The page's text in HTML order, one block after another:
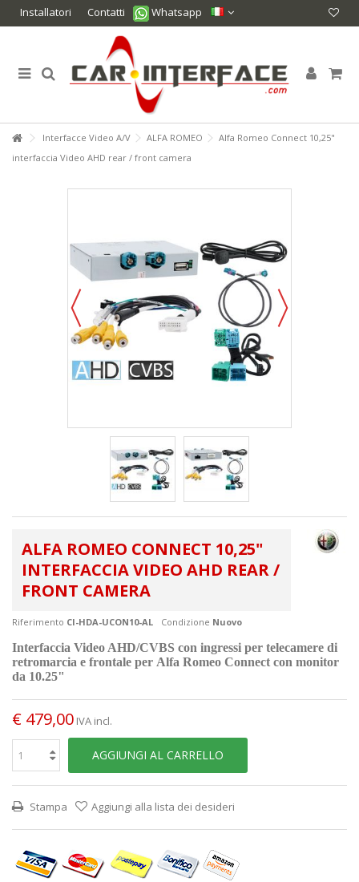
Installatori Contatti Whatsapp
Interfacce Video A/V ALFA ROMEO
Alfa Romeo Connect 10,25"
interfaccia Video AHD rear / front camera
ALFA ROMEO CONNECT 10,25"
INTERFACCIA VIDEO AHD REAR /
FRONT CAMERA
Riferimento CI-HDA-UCON10-AL Condizione Nuovo
Interfaccia Video AHD/CVBS con ingressi per telecamere di
retromarcia e frontale per Alfa Romeo Connect con monitor
da 10.25"
€ 479,00 IVA incl.
AGGIUNGI AL CARRELLO
Stampa Aggiungi alla lista dei desideri